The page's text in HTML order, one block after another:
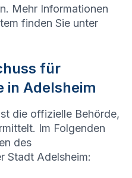
Mehr Informationen
finden Sie unter
für
in Adelsheim
die offizielle Behörde,
Im Folgenden
des
Stadt Adelsheim: